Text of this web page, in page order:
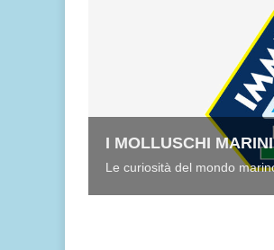
I MOLLUSCHI MARINI
Le curiosità del mondo